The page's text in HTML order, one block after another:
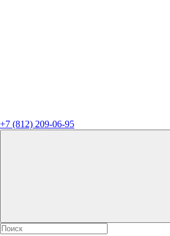
+7 (812) 209-06-95